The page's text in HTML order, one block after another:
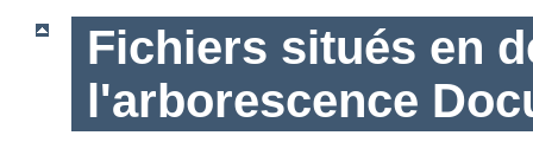
Fichiers situés en
l'arborescence